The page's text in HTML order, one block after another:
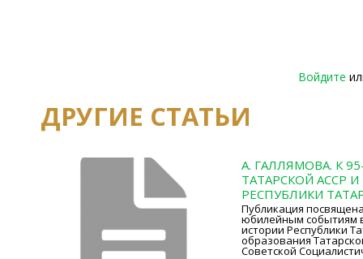
Войдите
ДРУГИЕ СТАТЬИ
А. ГАЛЛЯМОВА. К
ТАТАРСКОЙ АССР
РЕСПУБЛИКИ
Публикация
юбилейным событиям
истории Республики
образования
Советской